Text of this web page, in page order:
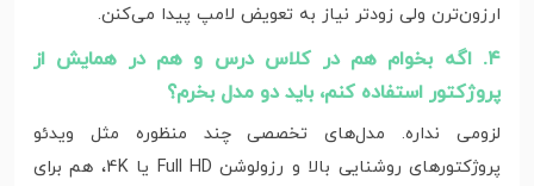
ارزون‌ترن ولی زودتر نیاز به تعویض لامپ پیدا می‌کنن.
۴. اگه بخوام هم در کلاس درس و هم در همایش از
پروژکتور استفاده کنم، باید دو مدل بخرم؟
لزومی نداره. مدل‌های تخصصی چند منظوره مثل ویدئو
پروژکتورهای روشنایی بالا و رزولوشن Full HD یا 4K، هم برای